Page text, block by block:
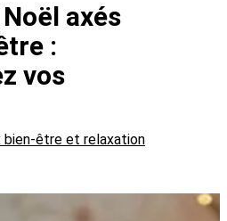
axés
:
vos
bien-être et relaxation